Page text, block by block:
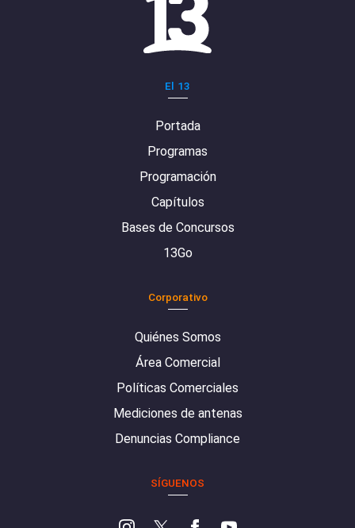
El 13
Portada
Programas
Programación
Capítulos
Bases de Concursos
13Go
Corporativo
Quiénes Somos
Área Comercial
Políticas Comerciales
Mediciones de antenas
Denuncias Compliance
SÍGUENOS